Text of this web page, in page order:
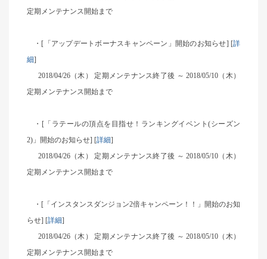
定期メンテナンス開始まで
・[「アップデートボーナスキャンペーン」開始のお知らせ] [詳
細]
2018/04/26（木） 定期メンテナンス終了後 ～ 2018/05/10（木）
定期メンテナンス開始まで
・[「ラテールの頂点を目指せ！ランキングイベント(シーズン
2)」開始のお知らせ] [詳細]
2018/04/26（木） 定期メンテナンス終了後 ～ 2018/05/10（木）
定期メンテナンス開始まで
・[「インスタンスダンジョン2倍キャンペーン！！」開始のお知
らせ] [詳細]
2018/04/26（木） 定期メンテナンス終了後 ～ 2018/05/10（木）
定期メンテナンス開始まで